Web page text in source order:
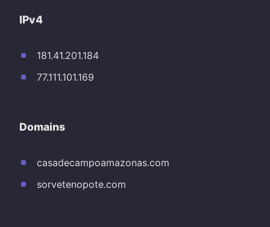
IPv4
181.41.201.184
77.111.101.169
Domains
casadecampoamazonas.com
sorvetenopote.com